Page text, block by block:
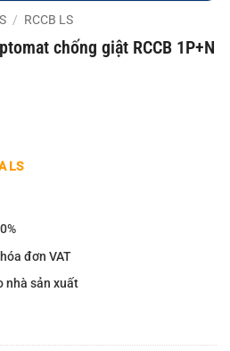
/ RCCB LS
chống giật RCCB 1P+N
LS
đơn VAT
nhà sản xuất